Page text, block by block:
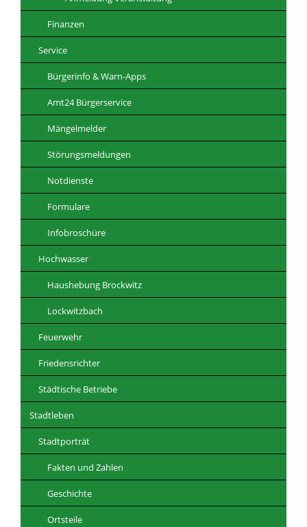
Finanzen
Service
Bürgerinfo & Warn-Apps
Amt24 Bürgerservice
Mängelmelder
Störungsmeldungen
Notdienste
Formulare
Infobroschüre
Hochwasser
Haushebung Brockwitz
Lockwitzbach
Feuerwehr
Friedensrichter
Städtische Betriebe
Stadtleben
Stadtporträt
Fakten und Zahlen
Geschichte
Ortsteile